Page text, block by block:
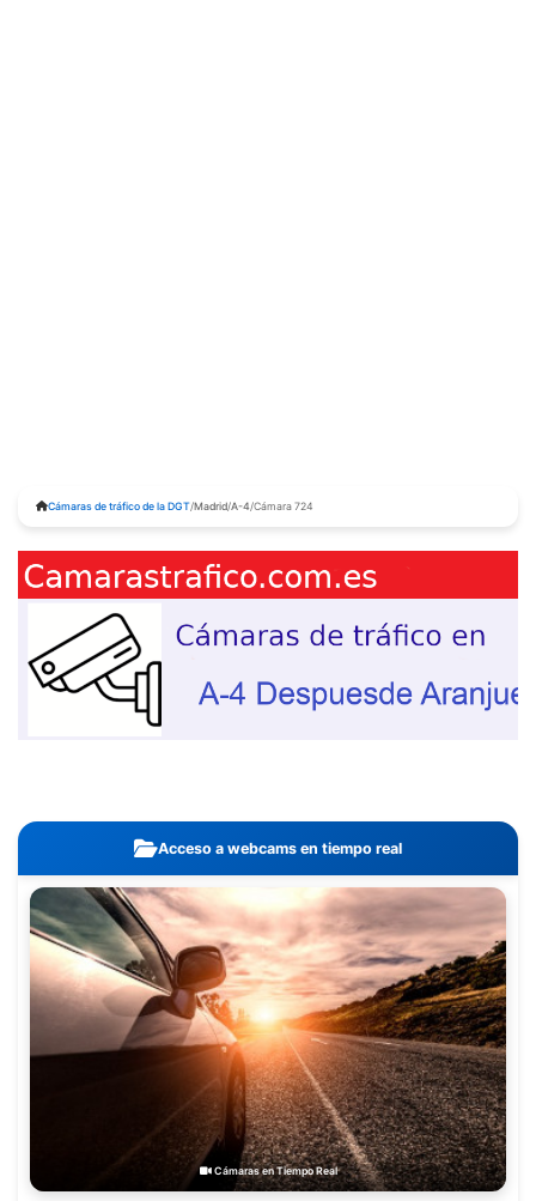
Cámaras de tráfico de la DGT/Madrid/A-4/Cámara 724
Acceso a webcams en tiempo real
Cámaras en Tiempo Real